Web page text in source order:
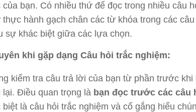
của bạn. Có nhiều thứ để đọc trong nhiều câu
thực hành gạch chân các từ khóa trong các
sự khác biệt giữa các lựa chọn.
khi gặp dạng Câu hỏi trắc nghiệm:
kiểm tra câu trả lời của bạn từ phần trước
lại. Điều quan trọng là bạn đọc trước các câu
biệt là câu hỏi trắc nghiệm và cố gắng hiểu